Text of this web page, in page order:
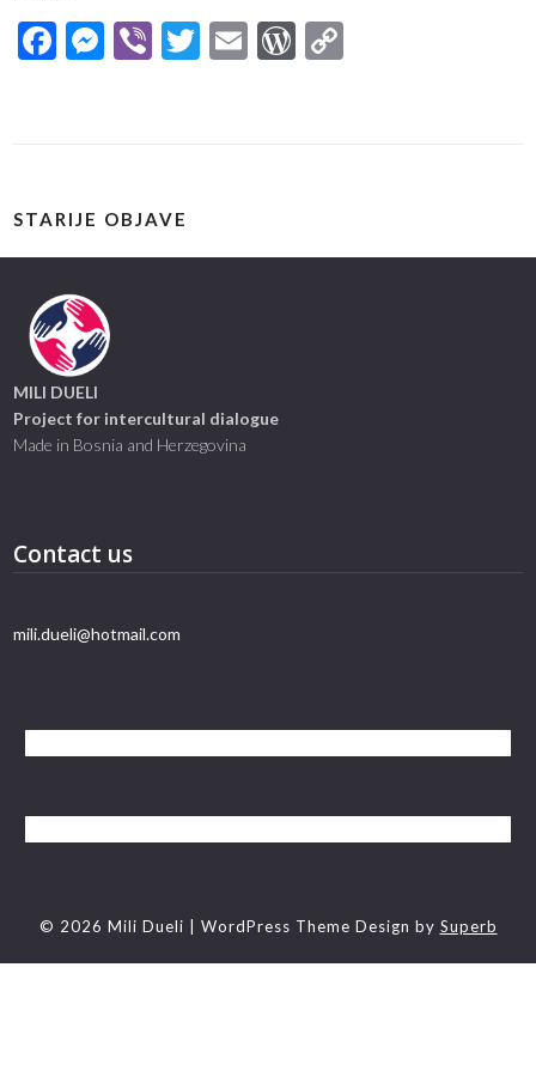
Facebook
Messenger
ViberTwitter
EmailWordPress
STARIJE OBJAVE
MILI DUELI
Project for intercultural dialogue
Made in Bosnia and Herzegovina
Contact us
mili.dueli@hotmail.com
© 2026 Mili Dueli | WordPress Theme Design by Superb